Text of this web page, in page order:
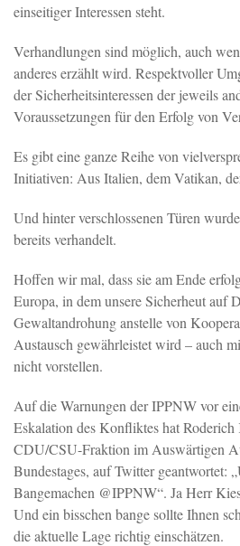
einseitiger Interessen steht.
Verhandlungen sind möglich, auch
anderes erzählt wird. Respektvoller
der Sicherheitsinteressen der jeweils
Voraussetzungen für den Erfolg von
Es gibt eine ganze Reihe von
Initiativen: Aus Italien, dem Vatikan,
Und hinter verschlossenen Türen
bereits verhandelt.
Hoffen wir mal, dass sie am Ende
Europa, in dem unsere Sicherheut auf
Gewaltandrohung anstelle von
Austausch gewährleistet wird – auch
nicht vorstellen.
Auf die Warnungen der IPPNW vor
Eskalation des Konfliktes hat
CDU/CSU-Fraktion im Auswärtigen
Bundestages, auf Twitter geantwortet:
Bangemachen @IPPNW“. Ja Herr
Und ein bisschen bange sollte Ihnen
die aktuelle Lage richtig einschätzen.